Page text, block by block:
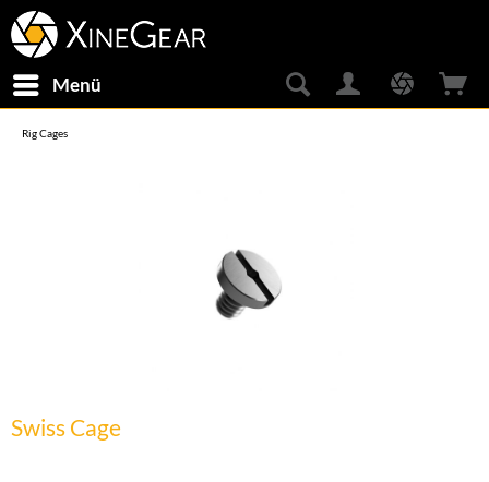
Menü
Rig Cages
Swiss Cage